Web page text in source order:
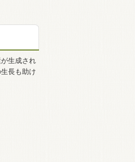
生成され
長も助け